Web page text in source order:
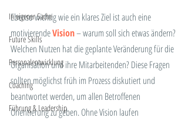
In eigener Sache
Future Skills
Personalentwicklung
Coaching
Führung & Leadership
Ebenso wichtig wie ein klares Ziel ist auch eine
motivierende Vision – warum soll sich etwas ändern?
Welchen Nutzen hat die geplante Veränderung für die
Organisation und ihre Mitarbeitenden? Diese Fragen
sollten möglichst früh im Prozess diskutiert und
beantwortet werden, um allen Betroffenen
Orientierung zu geben. Ohne Vision laufen